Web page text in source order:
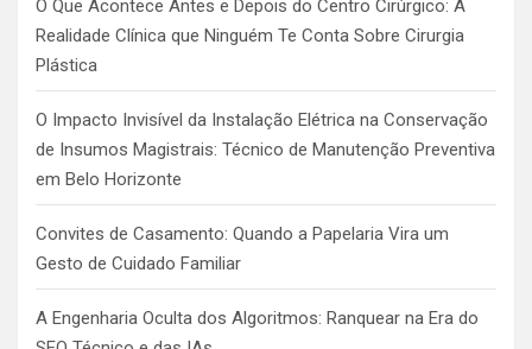
O Que Acontece Antes e Depois do Centro Cirúrgico: A
Realidade Clínica que Ninguém Te Conta Sobre Cirurgia
Plástica
O Impacto Invisível da Instalação Elétrica na Conservação
de Insumos Magistrais: Técnico de Manutenção Preventiva
em Belo Horizonte
Convites de Casamento: Quando a Papelaria Vira um
Gesto de Cuidado Familiar
A Engenharia Oculta dos Algoritmos: Ranquear na Era do